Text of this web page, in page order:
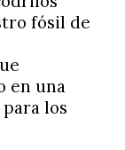
fósil de
en una
los